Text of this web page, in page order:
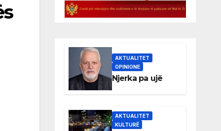
AKTUALITET
OPINIONE
Njerka pa ujë
AKTUALITET
KULTURË